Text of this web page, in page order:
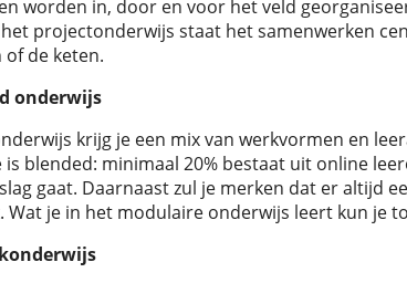
worden in, door en voor het veld
projectonderwijs staat het samenwerken
of de keten.
onderwijs
krijg je een mix van werkvormen en
is blended: minimaal 20% bestaat uit online
gaat. Daarnaast zul je merken dat er altijd
Wat je in het modulaire onderwijs leert kun je